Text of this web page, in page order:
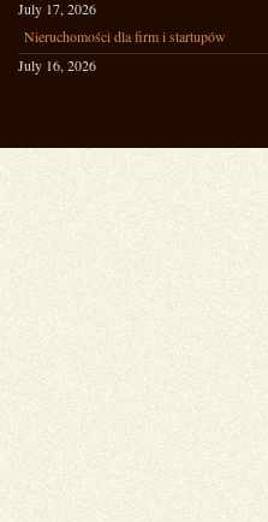
July 17, 2026
Nieruchomości dla firm i startupów
July 16, 2026